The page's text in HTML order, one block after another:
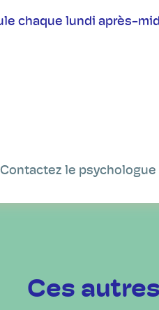
chaque lundi après-
le
Ces